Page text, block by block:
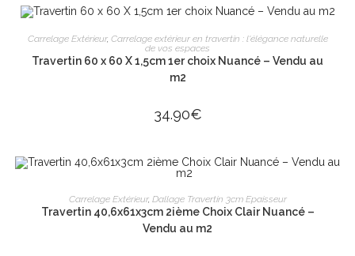
AJOUTER AU PANIER
Carrelage Extérieur, Carrelage extérieur en travertin : l'élégance naturelle
de vos espaces
Travertin 60 x 60 X 1,5cm 1er choix Nuancé – Vendu au
m2
34.90€
AJOUTER AU PANIER
Carrelage Extérieur, Dallage Travertin 3cm Epaisseur
Travertin 40,6x61x3cm 2ième Choix Clair Nuancé –
Vendu au m2